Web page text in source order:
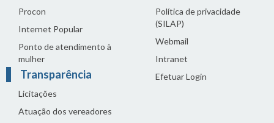
Procon
Internet Popular
Ponto de atendimento à
mulher
Transparência
Licitações
Atuação dos vereadores
Política de privacidade
(SILAP)
Webmail
Intranet
Efetuar Login